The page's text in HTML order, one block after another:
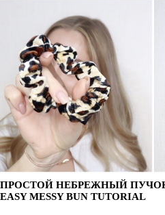
ПРОСТОЙ НЕБРЕЖНЫЙ ПУЧОК
EASY MESSY BUN TUTORIAL